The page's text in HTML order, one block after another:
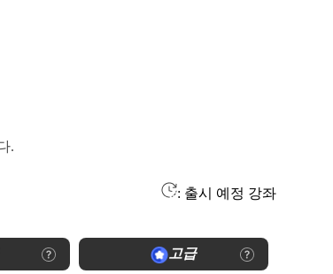
.
: 출시 예정 강좌
고급